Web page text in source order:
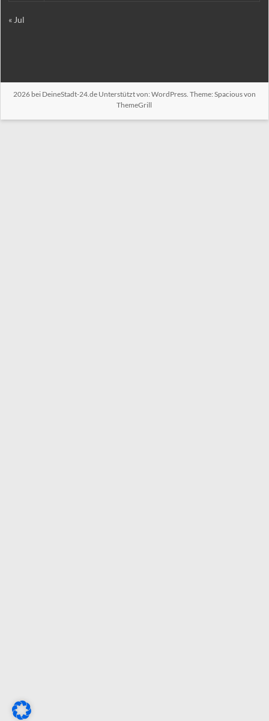
« Jul
2026 bei DeineStadt-24.deUnterstützt von: WordPress. Theme: Spacious von
ThemeGrill